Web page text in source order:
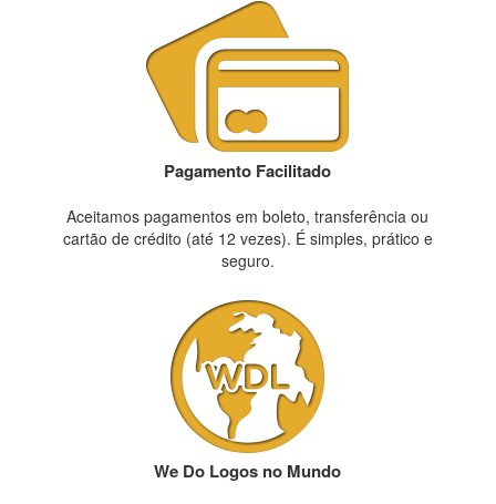
Pagamento Facilitado
Aceitamos pagamentos em boleto, transferência ou
cartão de crédito (até 12 vezes). É simples, prático e
seguro.
We Do Logos no Mundo